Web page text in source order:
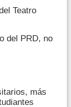
Teatro
del PRD, no
más